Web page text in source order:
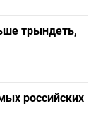
трындеть,
российских